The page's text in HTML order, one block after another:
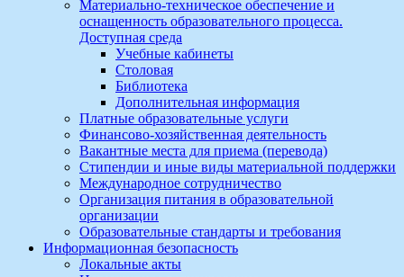
Материально-техническое обеспечение и
оснащенность образовательного процесса.
Доступная среда
Учебные кабинеты
Столовая
Библиотека
Дополнительная информация
Платные образовательные услуги
Финансово-хозяйственная деятельность
Вакантные места для приема (перевода)
Стипендии и иные виды материальной поддержки
Международное сотрудничество
Организация питания в образовательной
организации
Образовательные стандарты и требования
Информационная безопасность
Локальные акты